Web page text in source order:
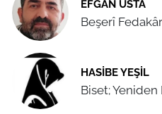
EFGAN USTA
Beşerî
HASIBE YEŞIL
Biset;